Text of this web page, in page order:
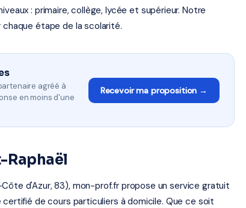
: primaire, collège, lycée et supérieur. Notre
étape de la scolarité.
agréé à
en moins d'une
Recevoir ma proposition →
Raphaël
d'Azur, 83), mon-prof.fr propose un service gratuit
de cours particuliers à domicile. Que ce soit